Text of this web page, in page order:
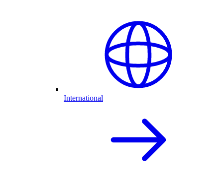
International